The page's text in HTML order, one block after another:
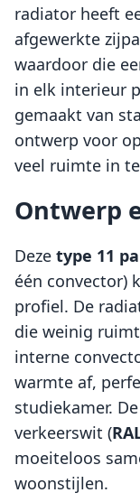
radiator heeft
afgewerkte
waardoor die
in elk interieur
gemaakt van
ontwerp voor
veel ruimte in
Ontwerp
Deze type 11
één convector)
profiel. De
die weinig
interne
warmte af,
studiekamer.
verkeerswit (
moeiteloos
woonstijlen.